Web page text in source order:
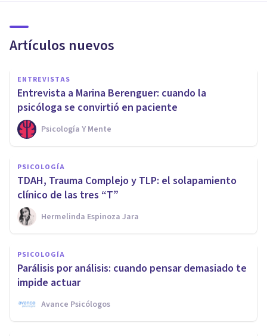
Artículos nuevos
ENTREVISTAS
Entrevista a Marina Berenguer: cuando la
psicóloga se convirtió en paciente
Psicología Y Mente
PSICOLOGÍA
TDAH, Trauma Complejo y TLP: el solapamiento
clínico de las tres “T”
Hermelinda Espinoza Jara
PSICOLOGÍA
Parálisis por análisis: cuando pensar demasiado te
impide actuar
Avance Psicólogos